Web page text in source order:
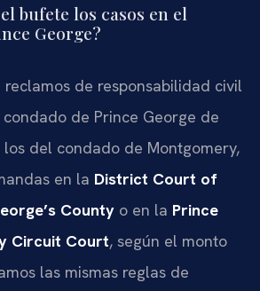
bufete los casos en el
George?
de responsabilidad civil
de Prince George de
del condado de Montgomery,
en la District Court of
County o en la Prince
Circuit Court, según el monto
las mismas reglas de